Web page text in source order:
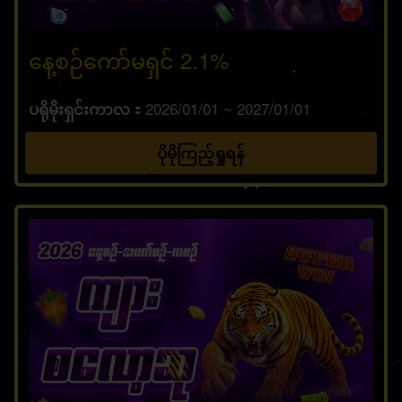
နေ့စဉ်ကော်မရှင် 2.1%
ပရိုမိုးရှင်းကာလ 2026/01/01 ~ 2027/01/01
ပိုမိုကြည့်ရှုရန်